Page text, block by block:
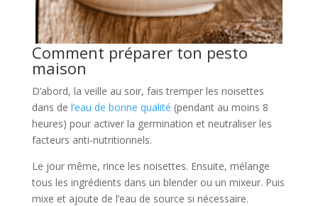
Comment préparer ton pesto
maison
D’abord, la veille au soir, fais tremper les noisettes
dans de l’eau de bonne qualité (pendant au moins 8
heures) pour activer la germination et neutraliser les
facteurs anti-nutritionnels.
Le jour même, rince les noisettes. Ensuite, mélange
tous les ingrédients dans un blender ou un mixeur. Puis
mixe et ajoute de l’eau de source si nécessaire.